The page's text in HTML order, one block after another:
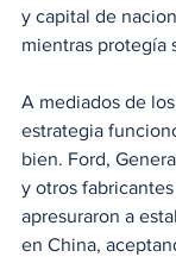
y capital de
mientras protegía
A mediados de
estrategia
bien. Ford,
y otros
apresuraron a
en China,